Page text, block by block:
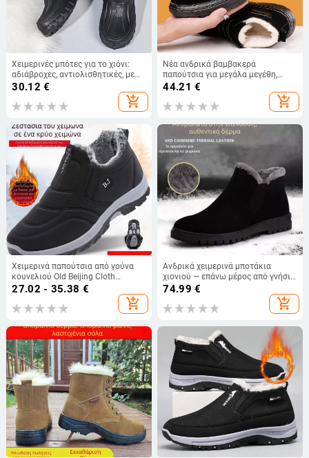
Χειμερινές μπότες για το χιόνι:
αδιάβροχες, αντιολισθητικές, με
επένδυση από συνθετική γούνα, PU
30.12 €
add_shopping_cart
Νέα ανδρικά βαμβακερά
παπούτσια για μεγάλα μεγέθη,
χειμερινά, ραμμένα στο χέρι,
αντιολισθητικά, ανθεκτικά στο
κρύο, μεγάλα βαμβακερά
44.21 €
add_shopping_cart
Χειμερινά παπούτσια από γούνα
κουνελιού Old Beijing Cloth
Ανδρικά βαμβακερά παπούτσια με
επένδυση φλις, αδιάβροχα και
ανθεκτικά στη φθορά παπούτσια
27.02 - 35.38 €
add_shopping_cart
Ανδρικά χειμερινά μποτάκια
χιονιού — επάνω μέρος από γνήσιο
δέρμα nubuk με ματ φινίρισμα,
αδιάβροχα, αντιολισθητική σόλα
από καουτσούκ, εσωτερική
74.99 €
add_shopping_cart